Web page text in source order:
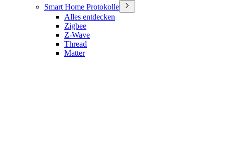
Smart Home Protokolle
Alles entdecken
Zigbee
Z-Wave
Thread
Matter